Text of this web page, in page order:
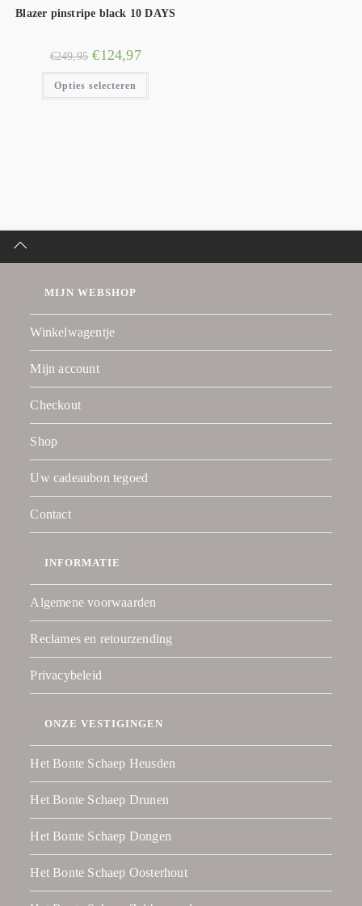
Blazer pinstripe black 10 DAYS
€249,95 €124,97
Opties selecteren
MIJN WEBSHOP
Winkelwagentje
Mijn account
Checkout
Shop
Uw cadeaubon tegoed
Contact
INFORMATIE
Algemene voorwaarden
Reclames en retourzending
Privacybeleid
ONZE VESTIGINGEN
Het Bonte Schaep Heusden
Het Bonte Schaep Drunen
Het Bonte Schaep Dongen
Het Bonte Schaep Oosterhout